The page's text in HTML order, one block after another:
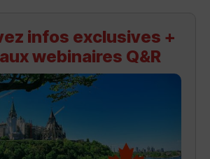
infos exclusives +
webinaires Q&R